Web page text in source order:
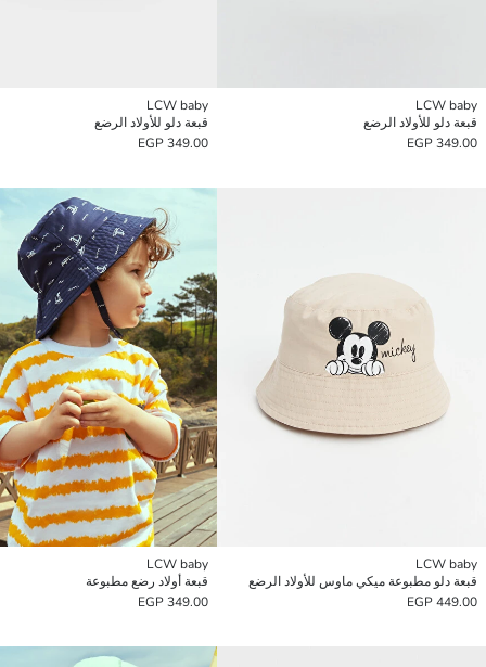
LCW baby
قبعة دلو للأولاد الرضع
349.00 EGP
LCW baby
قبعة دلو للأولاد الرضع
349.00 EGP
LCW baby
قبعة دلو مطبوعة ميكي ماوس للأولاد الرضع
449.00 EGP
LCW baby
قبعة أولاد رضع مطبوعة
349.00 EGP